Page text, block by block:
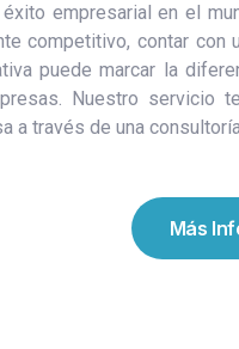
empresarial en el
competitivo, contar
puede marcar la
Nuestro servicio
a través de una
Más